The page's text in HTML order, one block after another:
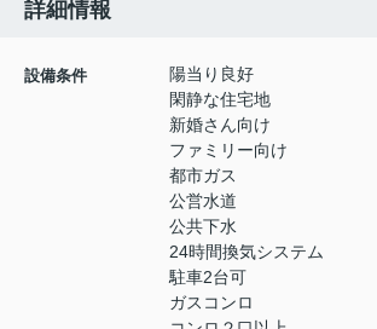
詳細情報
設備条件
陽当り良好
閑静な住宅地
新婚さん向け
ファミリー向け
都市ガス
公営水道
公共下水
24時間換気システム
駐車2台可
ガスコンロ